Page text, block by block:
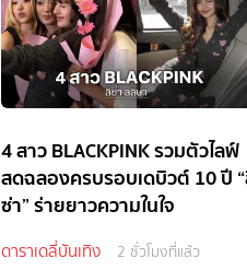
4 สาว BLACKPINK รวมตัวไลฟ์
สดฉลองครบรอบเดบิวต์ 10 ปี
ซ่า” ร่ายยาวความในใจ
ดาราเดลี่บันเทิง 2 ชั่วโมงที่แล้ว